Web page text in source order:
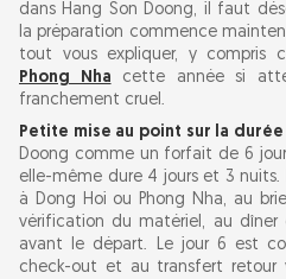
Que faire si Son Doong
elle l'est)
Hang Pygmy avec Jungle
environ 300 dollars)
Tiger Cave Series avec
nuits)
Kong Collapse
jours, 4 nuits)
dans Hang Son Doong, il faut
la préparation commence
tout vous expliquer, y compris
Phong Nha cette année si
franchement cruel.
Petite mise au point sur la
Doong comme un forfait de 6
elle-même dure 4 jours et 3 nuits.
à Dong Hoi ou Phong Nha, au
vérification du matériel, au
avant le départ. Le jour 6 est
check-out et au transfert retour